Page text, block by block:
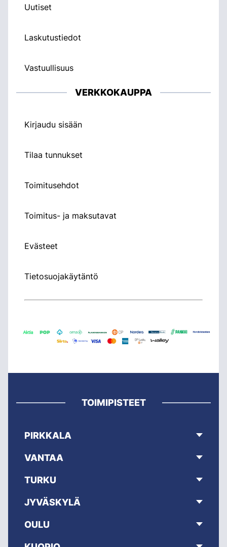
Uutiset
Laskutustiedot
Vastuullisuus
VERKKOKAUPPA
Kirjaudu sisään
Tilaa tunnukset
Toimitusehdot
Toimitus- ja maksutavat
Evästeet
Tietosuojakäytäntö
TOIMIPISTEET
PIRKKALA
VANTAA
TURKU
JYVÄSKYLÄ
OULU